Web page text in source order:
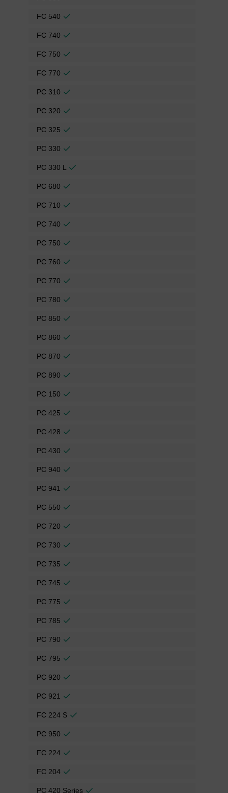
FC 540
FC 740
FC 750
FC 770
PC 310
PC 320
PC 325
PC 330
PC 330 L
PC 680
PC 710
PC 740
PC 750
PC 760
PC 770
PC 780
PC 850
PC 860
PC 870
PC 890
PC 150
PC 425
PC 428
PC 430
PC 940
PC 941
PC 550
PC 720
PC 730
PC 735
PC 745
PC 775
PC 785
PC 790
PC 795
PC 920
PC 921
FC 224 S
PC 950
FC 224
FC 204
PC 420 Series